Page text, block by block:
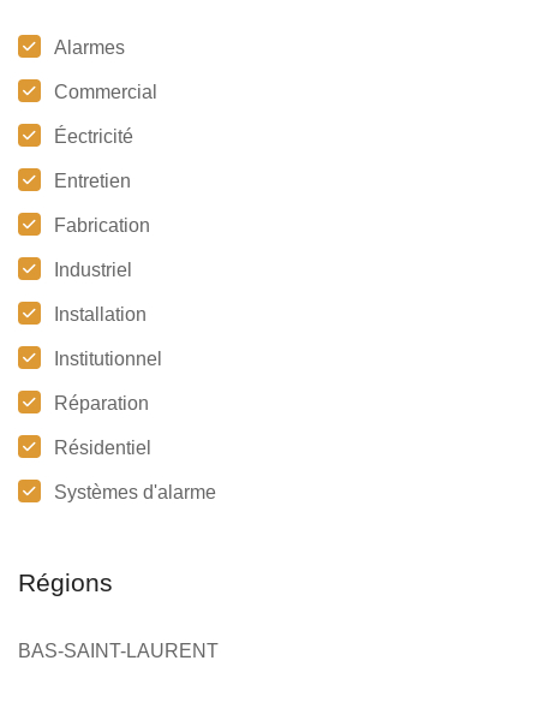
Alarmes
Commercial
Éectricité
Entretien
Fabrication
Industriel
Installation
Institutionnel
Réparation
Résidentiel
Systèmes d'alarme
Régions
BAS-SAINT-LAURENT